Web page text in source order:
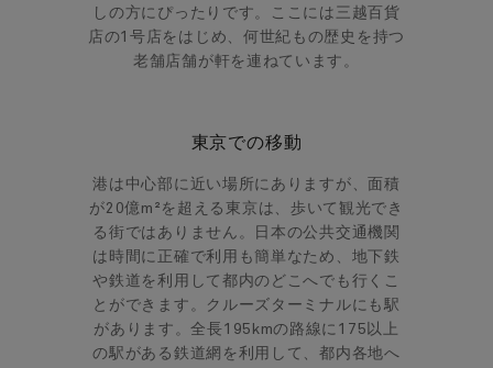
しの方にぴったりです。ここには三越百貨
店の1号店をはじめ、何世紀もの歴史を持つ
老舗店舗が軒を連ねています。
東京での移動
港は中心部に近い場所にありますが、面積
が20億m²を超える東京は、歩いて観光でき
る街ではありません。日本の公共交通機関
は時間に正確で利用も簡単なため、地下鉄
や鉄道を利用して都内のどこへでも行くこ
とができます。クルーズターミナルにも駅
があります。全長195kmの路線に175以上
の駅がある鉄道網を利用して、都内各地へ